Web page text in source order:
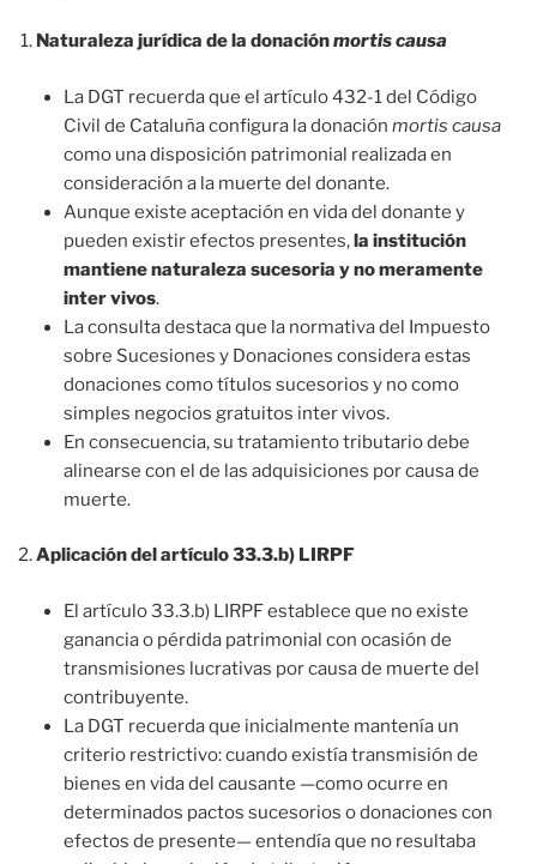
Naturaleza jurídica de la donaciónmortis causa
La DGT recuerda que el artículo 432-1 del Código
Civil de Cataluña configura la donación mortis causa
como una disposición patrimonial realizada en
consideración a la muerte del donante.
Aunque existe aceptación en vida del donante y
pueden existir efectos presentes,la institución
mantiene naturaleza sucesoria y no meramente
inter vivos.
La consulta destaca que la normativa del Impuesto
sobre Sucesiones y Donaciones considera estas
donaciones como títulos sucesorios y no como
simples negocios gratuitos inter vivos.
En consecuencia, su tratamiento tributario debe
alinearse con el de las adquisiciones por causa de
muerte.
Aplicación del artículo 33.3.b) LIRPF
El artículo 33.3.b) LIRPF establece que no existe
ganancia o pérdida patrimonial con ocasión de
transmisiones lucrativas por causa de muerte del
contribuyente.
La DGT recuerda que inicialmente mantenía un
criterio restrictivo: cuando existía transmisión de
bienes en vida del causante —como ocurre en
determinados pactos sucesorios o donaciones con
efectos de presente— entendía que no resultaba